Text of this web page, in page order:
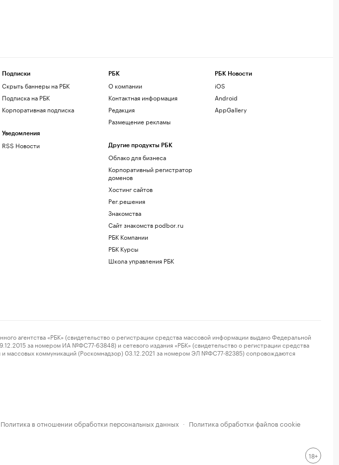
Подписки
Скрыть баннеры на РБК
Подписка на РБК
Корпоративная подписка
Уведомления
RSS Новости
РБК
О компании
Контактная информация
Редакция
Размещение рекламы
Другие продукты РБК
Облако для бизнеса
Корпоративный регистратор
доменов
Хостинг сайтов
Рег.решения
Знакомства
Сайт знакомств podbor.ru
РБК Компании
РБК Курсы
Школа управления РБК
РБК Новости
iOS
Android
AppGallery
«РБК» (свидетельство о регистрации средства массовой информации выдано Федеральной
за номером ИА №ФС77-63848) и сетевого издания «РБК» (свидетельство о регистрации средства
массовых коммуникаций (Роскомнадзор) 03.12.2021 за номером ЭЛ №ФС77-82385) сопровождаются
Политика в отношении обработки персональных данных · Политика обработки файлов cookie
18+